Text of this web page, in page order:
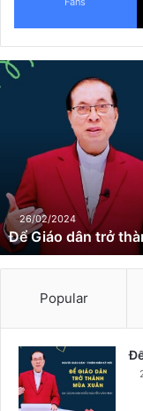
Đ
ể
â
n
t
r
à
26/02/2024
Để Giáo dân trở
Popular